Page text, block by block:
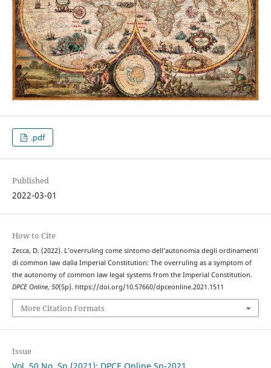
.pdf
Published
2022-03-01
How to Cite
Zecca, D. (2022). L’overruling come sintomo dell’autonomia degli ordinamenti
di common law dalla Imperial Constitution: The overruling as a symptom of
the autonomy of common law legal systems from the Imperial Constitution.
DPCE Online, 50(Sp). https://doi.org/10.57660/dpceonline.2021.1511
More Citation Formats
Issue